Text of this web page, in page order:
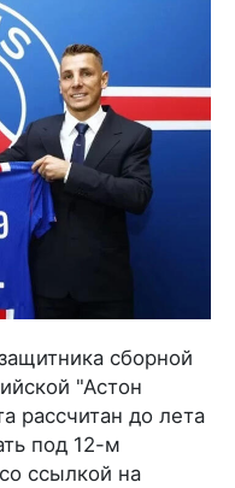
сборной
"Астон
рассчитан до лета
под 12-м
со ссылкой на